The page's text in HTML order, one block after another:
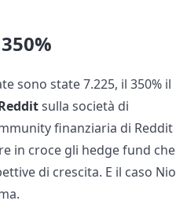
sono state 7.225, il 350% il
sulla società di
finanziaria di Reddit
in croce gli hedge fund che
di crescita. E il caso Nio